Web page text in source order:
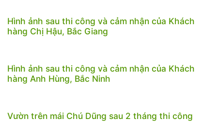
Hình ảnh sau thi công và cảm nhận của Khách
hàng Chị Hậu, Bắc Giang
Hình ảnh sau thi công và cảm nhận của Khách
hàng Anh Hùng, Bắc Ninh
Vườn trên mái Chú Dũng sau 2 tháng thi công